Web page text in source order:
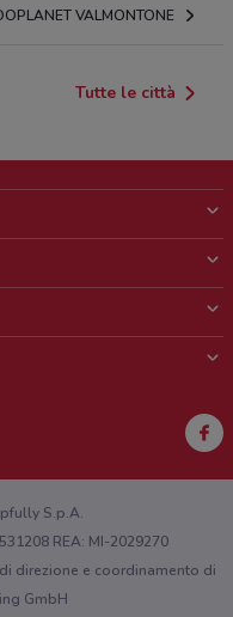
VALMONTONE
Tutte le città
S.p.A.
REA: MI-2029270
direzione e coordinamento di
GmbH